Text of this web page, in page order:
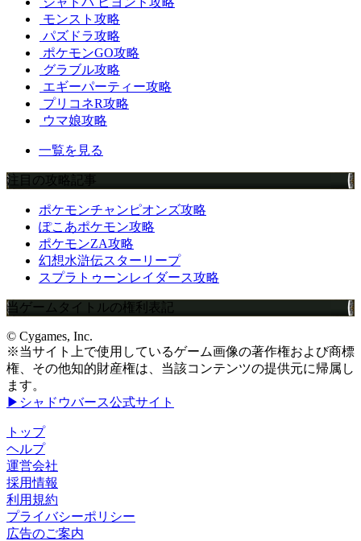
モンスト攻略
パズドラ攻略
ポケモンGO攻略
グラブル攻略
エギーパーティー攻略
プリコネR攻略
ウマ娘攻略
一覧を見る
注目の攻略記事
ポケモンチャンピオンズ攻略
ぽこあポケモン攻略
ポケモンZA攻略
幻想水滸伝スターリープ
スプラトゥーンレイダース攻略
当ゲームタイトルの権利表記
© Cygames, Inc.
※当サイト上で使用しているゲーム画像の著作権および商標
権、その他知的財産権は、当該コンテンツの提供元に帰属し
ます。
▶シャドウバース公式サイト
トップ
ヘルプ
運営会社
採用情報
利用規約
プライバシーポリシー
広告のご案内